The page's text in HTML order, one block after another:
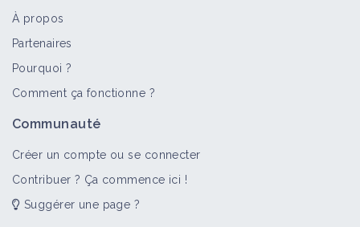
Tipule
À propos
Partenaires
Pourquoi ?
Comment ça fonctionne ?
Communauté
Créer un compte ou se connecter
Contribuer ? Ça commence ici !
Suggérer une page ?